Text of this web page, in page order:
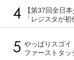
【第37回全日
「レジスタが
やっぱりスゴイ
ファーストタッ